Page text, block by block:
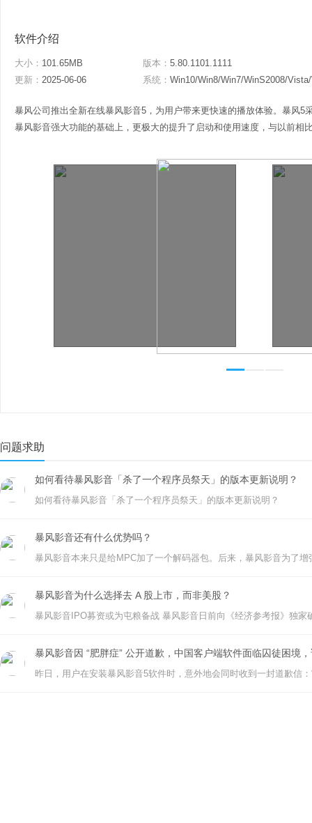
软件介绍
大小： 101.65MB 版本： 5.80.1101.1111
更新： 2025-06-06 系统： Win10/Win8/Win7/WinS2008/
暴风公司推出全新在线暴风影音5，为用户带来更快速的播放体验。暴风5
暴风影音强大功能的基础上，更极大的提升了启动和使用速度，与以前相
问题求助
如何看待暴风影音「杀了一个程序员祭天」的版本更新说明？
如何看待暴风影音「杀了一个程序员祭天」的版本更新说明？
暴风影音还有什么优势吗？
暴风影音为什么选择去 A 股上市，而非美股？
暴风影音因 “肥胖症” 公开道歉，中国客户端软件面临囚徒困境